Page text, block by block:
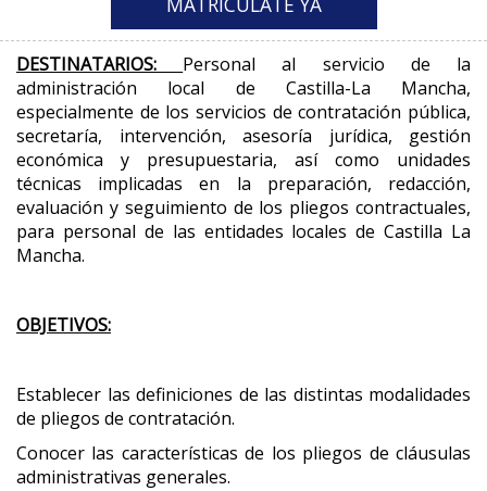
DESTINATARIOS: Personal al servicio de la
administración local de Castilla-La Mancha,
especialmente de los servicios de contratación pública,
secretaría, intervención, asesoría jurídica, gestión
económica y presupuestaria, así como unidades
técnicas implicadas en la preparación, redacción,
evaluación y seguimiento de los pliegos contractuales,
para personal de las entidades locales de Castilla La
Mancha.
OBJETIVOS:
Establecer las definiciones de las distintas modalidades
de pliegos de contratación.
Conocer las características de los pliegos de cláusulas
administrativas generales.